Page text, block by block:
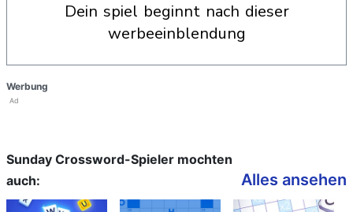
dein spiel beginnt nach dieser
werbeeinblendung
Werbung
Ad
Sunday Crossword-Spieler mochten
auch:
Alles ansehen